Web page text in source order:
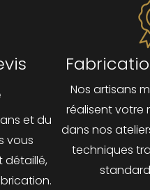
et du
vous
détaillé,
Nos artisans
réalisent votre
dans nos
techniques